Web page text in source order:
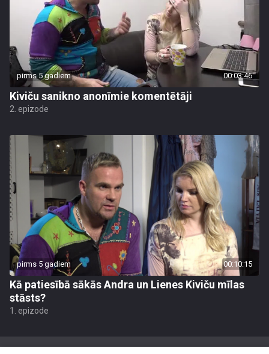
pirms 5 gadiem 00:03:46
Kiviču sanikno anonīmie komentētāji
2. epizode
pirms 5 gadiem 00:10:15
Kā patiesībā sākās Andra un Lienes Kiviču mīlas
stāsts?
1. epizode